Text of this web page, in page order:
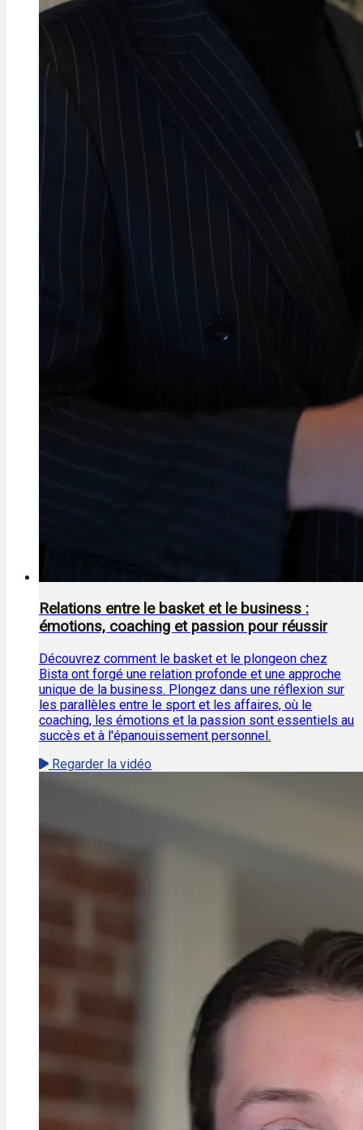
Relations entre le basket et le business :
émotions, coaching et passion pour réussir
Découvrez comment le basket et le plongeon chez
Bista ont forgé une relation profonde et une approche
unique de la business. Plongez dans une réflexion sur
les parallèles entre le sport et les affaires, où le
coaching, les émotions et la passion sont essentiels au
succès et à l'épanouissement personnel.
Regarder la vidéo